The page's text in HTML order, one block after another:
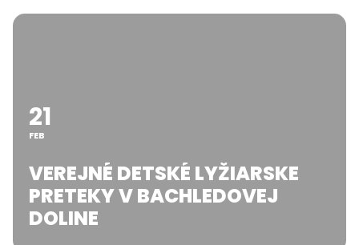
21
FEB
VEREJNÉ DETSKÉ LYŽIARSKE
PRETEKY V BACHLEDOVEJ
DOLINE